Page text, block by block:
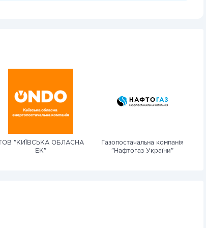
ТОВ "КИЇВСЬКА ОБЛАСНА
ЕК"
Газопостачальна компанія
"Нафтогаз України"